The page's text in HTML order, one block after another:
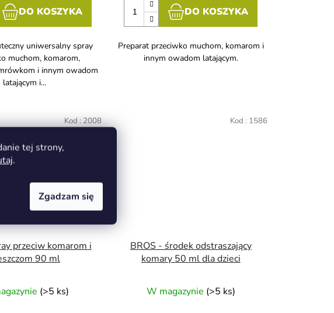
tej strony,
.
Zgadzam się
DO KOSZYKA
uniwersalny spray
muchom, komarom,
i innym owadom
latającym i...
DO KOSZYKA
Preparat przeciwko muchom, komarom i
innym owadom latającym.
przeciw komarom i
90 ml
(>5 ks)
Kod : 2008
BROS - środek odstraszający
komary 50 ml dla dzieci
W magazynie (>5 ks)
Kod : 1586